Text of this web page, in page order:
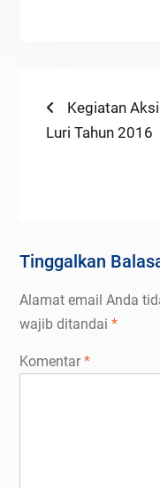
Navigasi
pos
Previous
post:
Kegiatan
Luri Tahun 2016
Tinggalkan
Alamat email Anda
wajib ditandai *
Komentar*